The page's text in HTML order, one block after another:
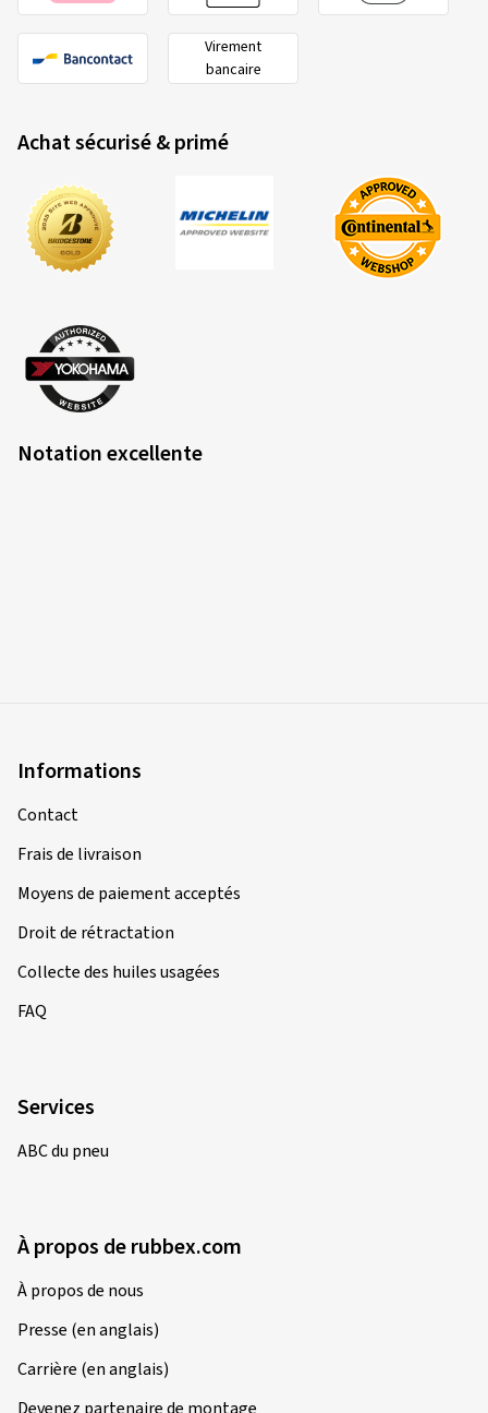
Virement
bancaire
Achat sécurisé & primé
Notation excellente
Informations
Contact
Frais de livraison
Moyens de paiement acceptés
Droit de rétractation
Collecte des huiles usagées
FAQ
Services
ABC du pneu
À propos de rubbex.com
À propos de nous
Presse (en anglais)
Carrière (en anglais)